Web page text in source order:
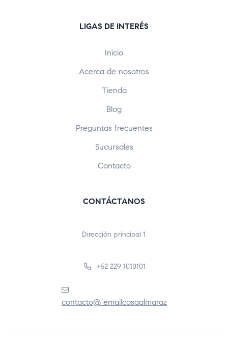
LIGAS DE INTERÉS
Inicio
Acerca de nosotros
Tienda
Blog
Preguntas frecuentes
Sucursales
Contacto
CONTÁCTANOS
Dirección principal 1
+52 229 1010101
contacto@ emailcasaalmaraz